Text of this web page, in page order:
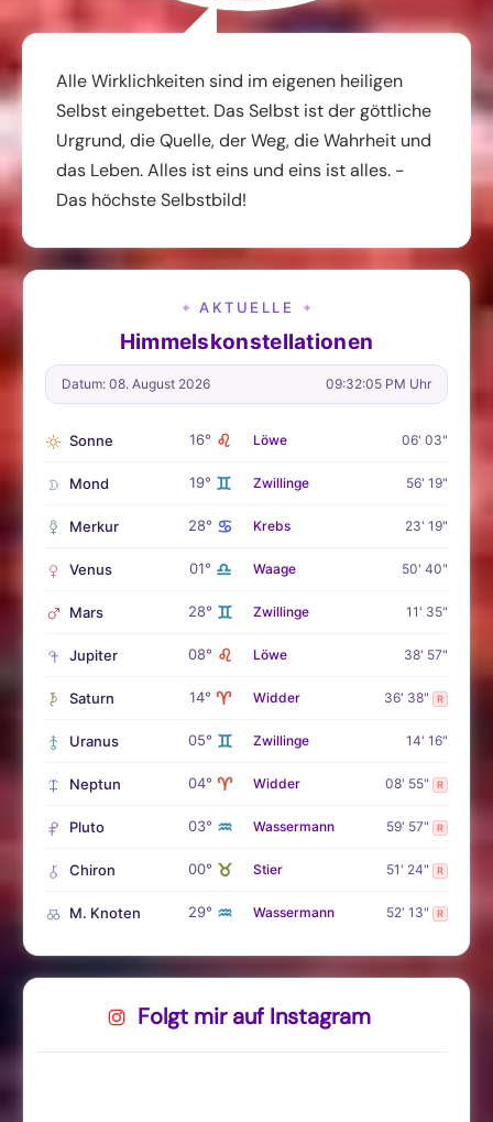
Alle Wirklichkeiten sind im eigenen heiligen
Selbst eingebettet. Das Selbst ist der göttliche
Urgrund, die Quelle, der Weg, die Wahrheit und
das Leben. Alles ist eins und eins ist alles. -
Das höchste Selbstbild!
✦ AKTUELLE ✦
Himmelskonstellationen
Datum: 08. August 2026 09:32:06 PM Uhr
Sonne 16° ♌ Löwe 06' 03"
Mond 19° ♊ Zwillinge 56' 19"
Merkur 28° ♋ Krebs 23' 19"
Venus 01° ♎ Waage 50' 40"
Mars 28° ♊ Zwillinge 11' 35"
Jupiter 08° ♌ Löwe 38' 57"
Saturn 14° ♈ Widder 36' 38" R
Uranus 05° ♊ Zwillinge 14' 16"
Neptun 04° ♈ Widder 08' 55" R
Pluto 03° ♒ Wassermann 59' 57" R
Chiron 00° ♉ Stier 51' 24" R
M. Knoten 29° ♒ Wassermann 52' 13" R
Folgt mir auf Instagram